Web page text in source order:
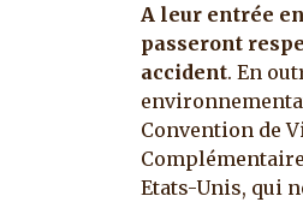
A leur entrée
passeront
accident. En
Convention de
Etats-Unis, qui